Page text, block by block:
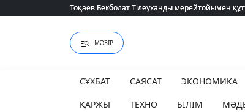
Тоқаев Бекболат Тілеуханды мерейтойымен
Тоқаев Бекболат Тілеуханды мерейтойымен
МӘЗІР
СҰХБАТ САЯСАТ ЭКОНОМИКА
ҚАРЖЫ
ТЕХНО БІЛІМ